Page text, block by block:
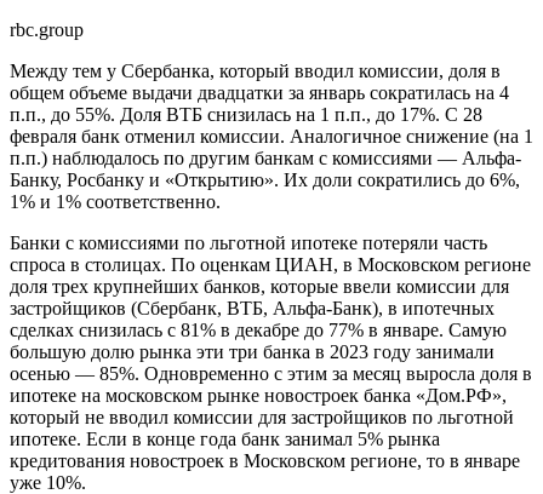
rbc.group
Между тем у Сбербанка, который вводил комиссии, доля в
общем объеме выдачи двадцатки за январь сократилась на 4
п.п., до 55%. Доля ВТБ снизилась на 1 п.п., до 17%. С 28
февраля банк отменил комиссии. Аналогичное снижение (на 1
п.п.) наблюдалось по другим банкам с комиссиями — Альфа-
Банку, Росбанку и «Открытию». Их доли сократились до 6%,
1% и 1% соответственно.
Банки с комиссиями по льготной ипотеке потеряли часть
спроса в столицах. По оценкам ЦИАН, в Московском регионе
доля трех крупнейших банков, которые ввели комиссии для
застройщиков (Сбербанк, ВТБ, Альфа-Банк), в ипотечных
сделках снизилась с 81% в декабре до 77% в январе. Самую
большую долю рынка эти три банка в 2023 году занимали
осенью — 85%. Одновременно с этим за месяц выросла доля в
ипотеке на московском рынке новостроек банка «Дом.РФ»,
который не вводил комиссии для застройщиков по льготной
ипотеке. Если в конце года банк занимал 5% рынка
кредитования новостроек в Московском регионе, то в январе
уже 10%.